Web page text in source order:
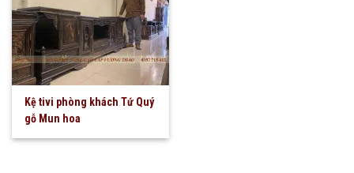
Kệ tivi phòng khách Tứ Quý
gỗ Mun hoa